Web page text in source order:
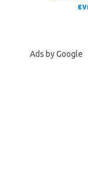
Ads by Google